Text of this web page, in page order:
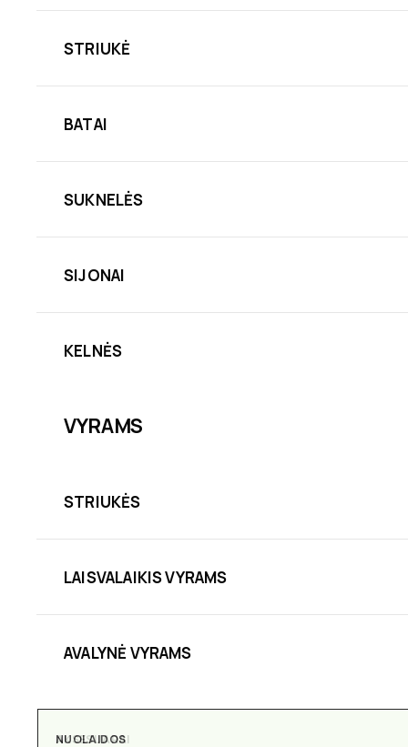
STRIUKĖ
BATAI
SUKNELĖS
SIJONAI
KELNĖS
VYRAMS
STRIUKĖS
LAISVALAIKIS VYRAMS
AVALYNĖ VYRAMS
AKSESUARAI